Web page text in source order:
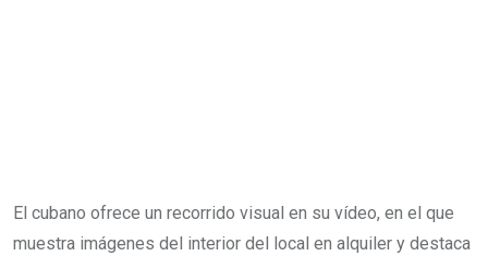
El cubano ofrece un recorrido visual en su vídeo, en el que
muestra imágenes del interior del local en alquiler y destaca